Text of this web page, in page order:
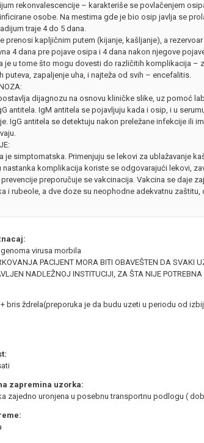
rekonvalescencije – karakteriše se povlačenjem
osobe. Na mestima gde je bio osip javlja se
traje 4 do 5 dana.
prenosi kapljičnim putem (kijanje, kašljanje), a
4 dana pre pojave osipa i 4 dana nakon njegove
je u tome što mogu dovesti do različitih komplikacija –
puteva, zapaljenje uha, i najteža od svih – encefalitis.
dijagnozu na osnovu kliničke slike, uz pomoć
antitela. IgM antitela se pojavljuju kada i osip, i u
IgG antitela se detektuju nakon preležane infekcije ili
je simptomatska. Primenjuju se lekovi za ublažavanje
nastanka komplikacija koriste se odgovarajući lekovi,
prevencije preporučuje se vakcinacija. Vakcina se daje
i rubeole, a dve doze su neophodne adekvatnu
virusa morbila
PACIJENT MORA BITI OBAVEŠTEN DA SVAKI
NADLEŽNOJ INSTITUCIJI, ZA ŠTA NIJE
bris ždrela(preporuka je da budu uzeti u periodu od
zapremina uzorka:
zajedno uronjena u posebnu transportnu podlogu (